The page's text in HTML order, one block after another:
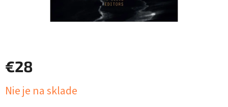
€28
cena:
Nie je na sklade